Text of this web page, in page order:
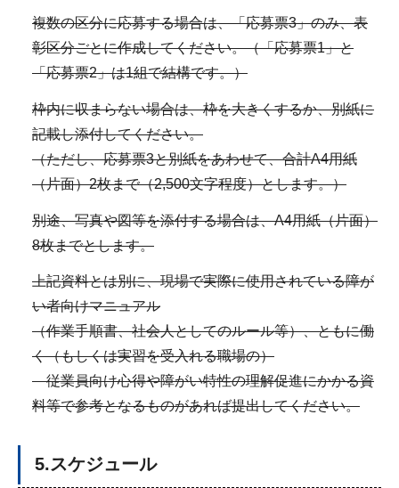
複数の区分に応募する場合は、「応募票3」のみ、表
彰区分ごとに作成してください。（「応募票1」と
「応募票2」は1組で結構です。）
枠内に収まらない場合は、枠を大きくするか、別紙に
記載し添付してください。
（ただし、応募票3と別紙をあわせて、合計A4用紙
（片面）2枚まで（2,500文字程度）とします。）
別途、写真や図等を添付する場合は、A4用紙（片面）
8枚までとします。
上記資料とは別に、現場で実際に使用されている障が
い者向けマニュアル
（作業手順書、社会人としてのルール等）、ともに働
く（もしくは実習を受入れる職場の）
従業員向け心得や障がい特性の理解促進にかかる資
料等で参考となるものがあれば提出してください。
5.スケジュール